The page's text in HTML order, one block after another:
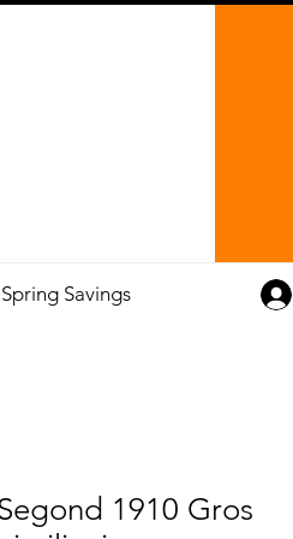
Spring Savings
1910 Gros